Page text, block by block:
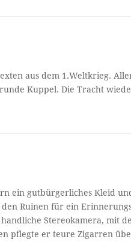
aus dem 1.Weltkrieg.
Kuppel. Die Tracht
ein gutbürgerliches Kleid
Ruinen für ein
Stereokamera, mit
pflegte er teure Zigarren